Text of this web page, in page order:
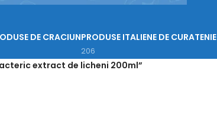
DE CRACIUNPRODUSE ITALIENE DE CURATENIE
206
extract de licheni 200ml”